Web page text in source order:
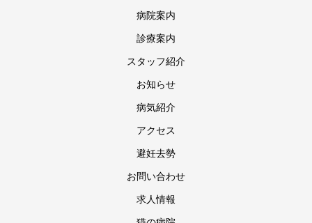
病院案内
診療案内
スタッフ紹介
お知らせ
病気紹介
アクセス
避妊去勢
お問い合わせ
求人情報